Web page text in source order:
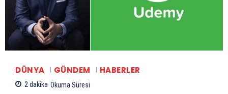
DÜNYA GÜNDEM HABERLER
2dakika Okuma Süresi